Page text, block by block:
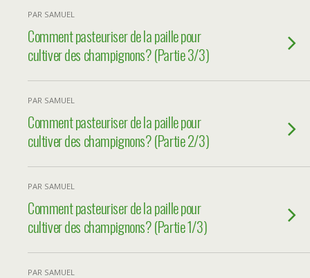
PAR SAMUEL
Comment pasteuriser de la paille pour
cultiver des champignons? (Partie 3/3)
PAR SAMUEL
Comment pasteuriser de la paille pour
cultiver des champignons? (Partie 2/3)
PAR SAMUEL
Comment pasteuriser de la paille pour
cultiver des champignons? (Partie 1/3)
PAR SAMUEL